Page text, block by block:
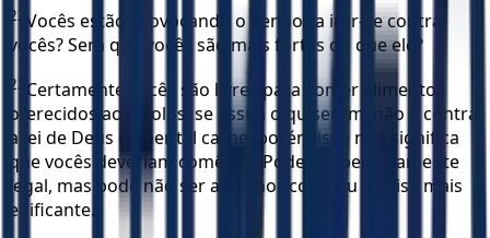
22 Vocês estão provocando o Senhor a irar-se contra
vocês? Será que vocês são mais fortes do que ele?
23 Certamente vocês são livres para comer alimentos
oferecidos aos ídolos, se assim o quiserem; não é contra
a lei de Deus comer tal carne, porém isso não significa
que vocês deveriam comê-los. Pode ser perfeitamente
legal, mas pode não ser a melhor coisa ou a coisa mais
edificante.